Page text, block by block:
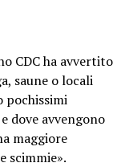
CDC ha avvertito
saune o locali
pochissimi
dove avvengono
maggiore
scimmie».